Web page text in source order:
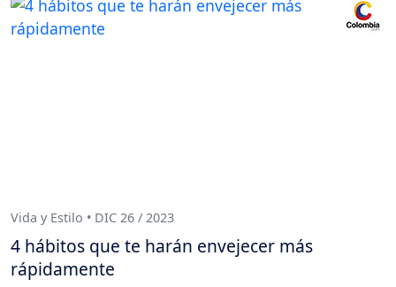
Vida y Estilo • DIC 26 / 2023
4 hábitos que te harán envejecer más
rápidamente